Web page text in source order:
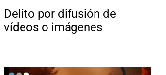
Delito por difusión de
vídeos o imágenes